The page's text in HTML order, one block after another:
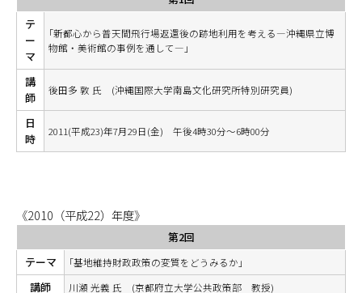
テ
ー
マ
｢新都心から普天間飛行場返還後の跡地利用を考える―沖縄県立博
物館・美術館の事例を通して―｣
講
師
後田多 敦 氏 (沖縄国際大学南島文化研究所特別研究員)
日
時
2011(平成23)年7月29日(金) 午後4時30分～6時00分
《2010（平成22）年度》
第2回
テーマ
｢基地維持財政政策の変質をどうみるか｣
講師 川瀬 光義 氏 (京都府立大学公共政策部 教授)